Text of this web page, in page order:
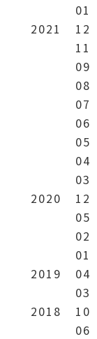
01
2021
12
11
09
08
07
06
05
04
03
2020
12
05
02
01
2019
04
03
2018
10
06